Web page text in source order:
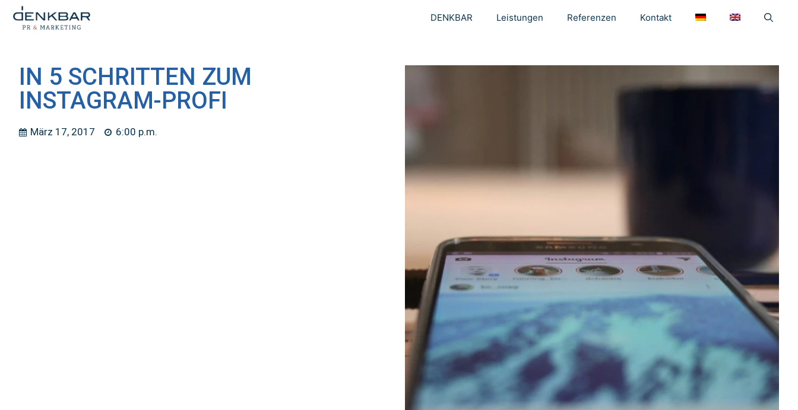
DENKBAR Leistungen Referenzen Kontakt
IN 5 SCHRITTEN ZUM
INSTAGRAM-PROFI
März 17, 2017 6:00 p.m.